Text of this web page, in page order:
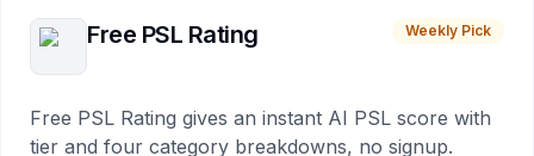
Free PSL Rating Weekly Pick
Free PSL Rating gives an instant AI PSL score with
tier and four category breakdowns, no signup.